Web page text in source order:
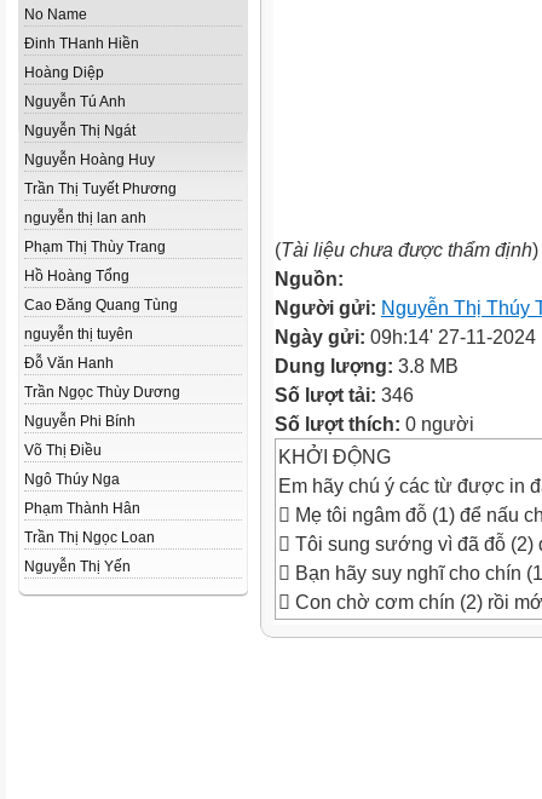
No Name
Đinh THanh Hiền
Hoàng Diệp
Nguyễn Tú Anh
Nguyễn Thị Ngát
Nguyễn Hoàng Huy
Trần Thị Tuyết Phương
nguyễn thị lan anh
Phạm Thị Thùy Trang
Hồ Hoàng Tổng
Cao Đăng Quang Tùng
nguyễn thị tuyên
Đỗ Văn Hanh
Trần Ngọc Thùy Dương
Nguyễn Phi Bính
Võ Thị Điều
Ngô Thúy Nga
Phạm Thành Hân
Trần Thị Ngọc Loan
Nguyễn Thị Yến
(Tài liệu chưa được thẩm định)
Nguồn:
Người gửi: Nguyễn Thị Thúy
Ngày gửi: 09h:14' 27-11-2024
Dung lượng: 3.8 MB
Số lượt tải: 346
Số lượt thích: 0 người
KHỞI ĐỘNG
Em hãy chú ý các từ được in
 Mẹ tôi ngâm đỗ (1) để nấu
 Tôi sung sướng vì đã đỗ (2)
 Bạn hãy suy nghĩ cho chín
 Con chờ cơm chín (2) rồi